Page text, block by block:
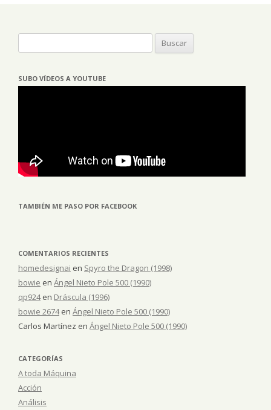
SUBO VÍDEOS A YOUTUBE
TAMBIÉN ME PASO POR FACEBOOK
COMENTARIOS RECIENTES
homedesignai en Spyro the Dragon (1998)
bowie en Ángel Nieto Pole 500 (1990)
qp924en Dráscula (1996)
bowie 2674en Ángel Nieto Pole 500 (1990)
Carlos Martínez en Ángel Nieto Pole 500 (1990)
CATEGORÍAS
A toda Máquina
Acción
Análisis